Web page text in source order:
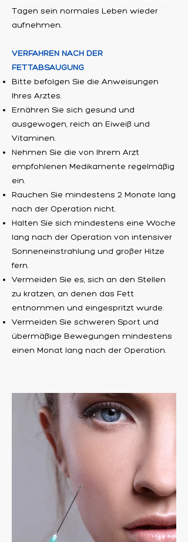
Tagen sein normales Leben wieder
aufnehmen.
VERFAHREN NACH DER
FETTABSAUGUNG
Bitte befolgen Sie die Anweisungen
Ihres Arztes.
Ernähren Sie sich gesund und
ausgewogen, reich an Eiweiß und
Vitaminen.
Nehmen Sie die von Ihrem Arzt
empfohlenen Medikamente regelmäßig
ein.
Rauchen Sie mindestens 2 Monate lang
nach der Operation nicht.
Halten Sie sich mindestens eine Woche
lang nach der Operation von intensiver
Sonneneinstrahlung und großer Hitze
fern.
Vermeiden Sie es, sich an den Stellen
zu kratzen, an denen das Fett
entnommen und eingespritzt wurde.
Vermeiden Sie schweren Sport und
übermäßige Bewegungen mindestens
einen Monat lang nach der Operation.